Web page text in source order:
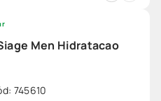
Men Hidratacao
: 745610